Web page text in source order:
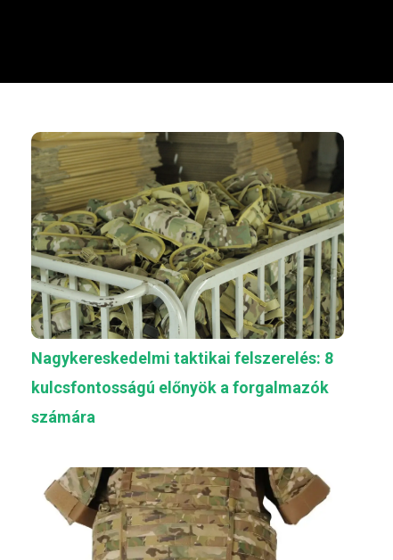
Nagykereskedelmi taktikai felszerelés: 8
kulcsfontosságú előnyök a forgalmazók
számára